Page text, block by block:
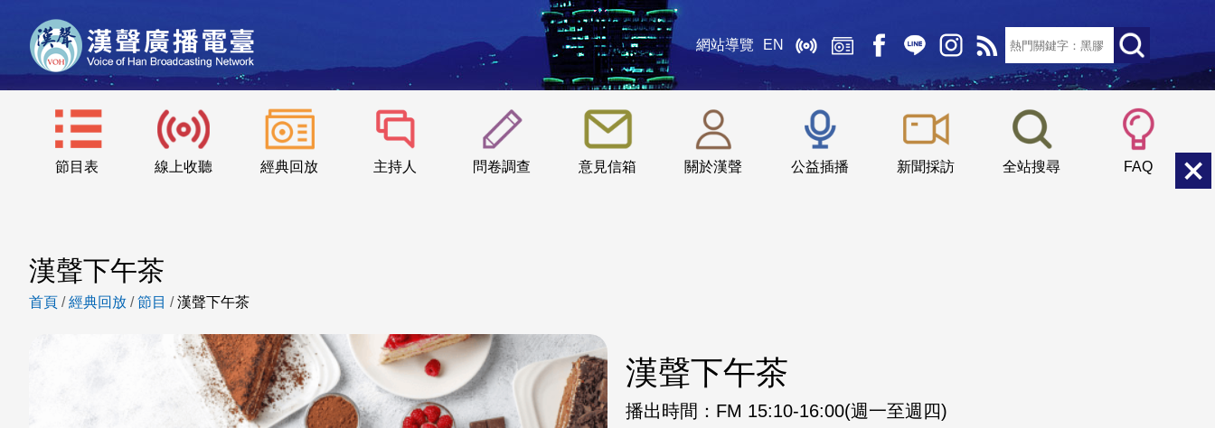
網站導覽 EN
節目表 線上收聽 經典回放 主持人 問卷調查 意見信箱 關於漢聲 公益插播 新聞採訪 全站搜尋 FAQ
::: 小 中
漢聲下午茶
首頁 /經典回放 /節目 /漢聲下午茶
漢聲下午茶
播出時間： FM 15:10-16:00(週一至週四)